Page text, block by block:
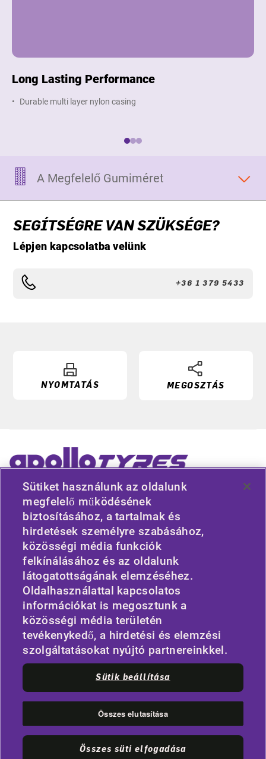
Long Lasting Performance
Durable multi layer nylon casing
A Megfelelő Gumiméret
SEGÍTSÉGRE VAN SZÜKSÉGE?
Lépjen kapcsolatba velünk
+36 1 379 5433
NYOMTATÁS MEGOSZTÁS
HASZNOS HIVATKOZÁSOK
JÁRMŰTÍPUS
IRÁNYELV
VÁLLALAT
MARADJON KAPCSOLATBAN
Facebook
Twitter
Instagram
LinkedIn
© 2026 APOLLO TYRES LTD MINDEN JOG FENNTARTVA
Sütiket használunk az oldalunk
megfelelő működésének
biztosításához, a tartalmak és
hirdetések személyre szabásához,
közösségi média funkciók
felkínálásához és az oldalunk
látogatottságának elemzéséhez.
Oldalhasználattal kapcsolatos
információkat is megosztunk a
közösségi média területén
tevékenykedő, a hirdetési és elemzési
szolgáltatásokat nyújtó partnereinkkel.
Sütik beállítása
Összes elutasítása
Összes süti elfogadása